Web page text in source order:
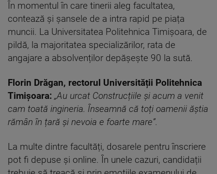
În momentul în care tinerii aleg facultatea,
contează și șansele de a intra rapid pe piața
muncii. La Universitatea Politehnica Timișoara, de
pildă, la majoritatea specializărilor, rata de
angajare a absolvenților depășește 90 la sută.
Florin Drăgan, rectorul Universității Politehnica
Timișoara: „Au urcat Construcțiile și acum a venit
cam toată ingineria. Înseamnă că toți oamenii ăștia
rămân în țară și nevoia e foarte mare”.
La multe dintre facultăți, dosarele pentru înscriere
pot fi depuse și online. În unele cazuri, candidații